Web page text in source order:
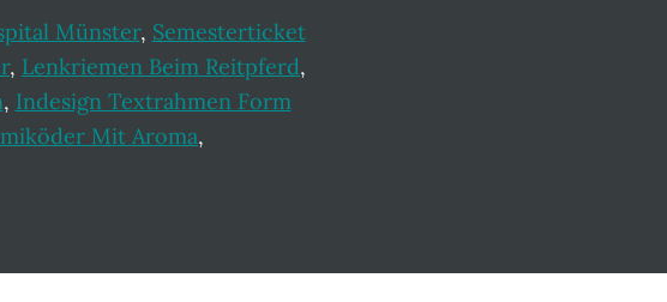
Münster, Semesterticket
, Lenkriemen Beim Reitpferd,
, Indesign Textrahmen Form
Mit Aroma,